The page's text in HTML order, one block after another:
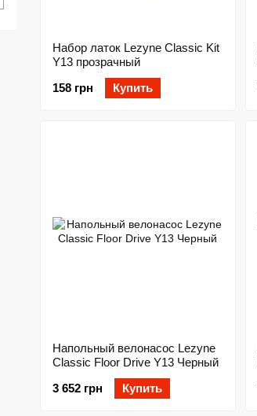
Набор латок Lezyne Classic Kit
Y13 прозрачный
158 грн
Купить
Напольный велонасос Lezyne
Classic Floor Drive Y13 Черный
3 652 грн
Купить